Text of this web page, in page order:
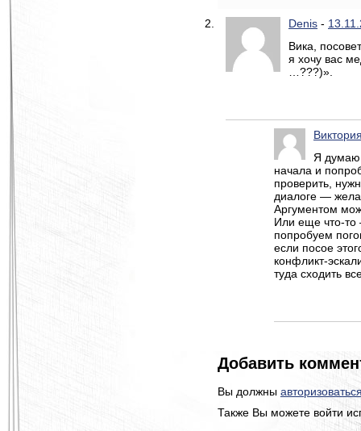
Denis -
Вика,
я хочу вас
…???)».
Я думаю,
начала и
проверить,
диалоге —
Аргументом
Или еще что-то
попробуем
если посое
конфликт-
туда сходить
Добавить
Вы должны
Также Вы можете войти